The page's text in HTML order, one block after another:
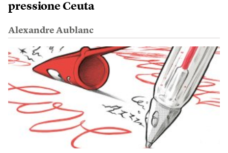
pressione Ceuta
Alexandre Aublanc